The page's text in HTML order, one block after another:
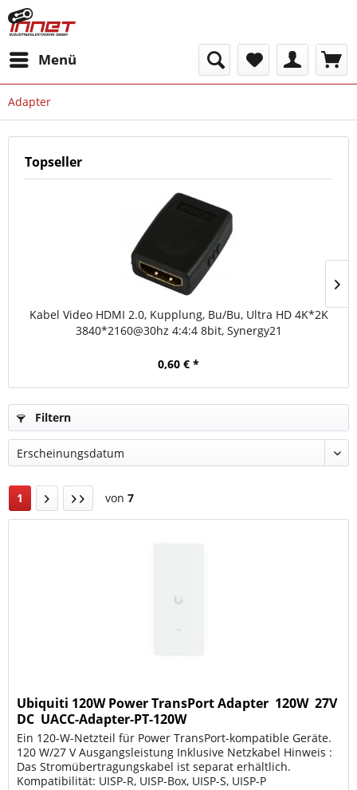
Menü
Adapter
Topseller
Kabel Video HDMI 2.0, Kupplung, Bu/Bu, Ultra HD 4K*2K
3840*2160@30hz 4:4:4 8bit, Synergy21
0,60 € *
Filtern
1 von 7
Ubiquiti 120W Power TransPort Adapter  120W  27V
DC  UACC-Adapter-PT-120W
Ein 120-W-Netzteil für Power TransPort-kompatible Geräte.
120 W/27 V Ausgangsleistung Inklusive Netzkabel Hinweis :
Das Stromübertragungskabel ist separat erhältlich.
Kompatibilität: UISP-R, UISP-Box, UISP-S, UISP-P